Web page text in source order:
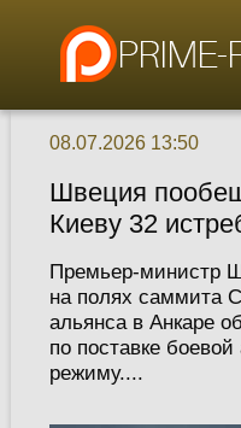
08.07.2026 13:50
Швеция
Киеву 32
Премьер-министр
на полях саммита
альянса в Анкаре
по поставке
режиму....